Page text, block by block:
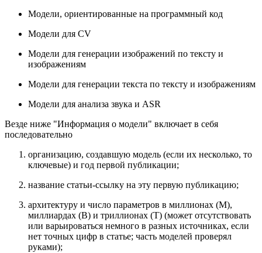
Модели, ориентированные на программный код
Модели для CV
Модели для генерации изображений по тексту и
изображениям
Модели для генерации текста по тексту и изображениям
Модели для анализа звука и ASR
Везде ниже "Информация о модели" включает в себя
последовательно
организацию, создавшую модель (если их несколько, то
ключевые) и год первой публикации;
название статьи-ссылку на эту первую публикацию;
архитектуру и число параметров в миллионах (M),
миллиардах (B) и триллионах (T) (может отсутствовать
или варьироваться немного в разных источниках, если
нет точных цифр в статье; часть моделей проверял
руками);